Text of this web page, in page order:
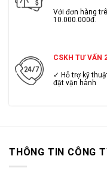
Với đơn hàng
10.000.000đ.
CSKH TƯ VẤN
✓ Hỗ trợ kỹ
đặt vận hành
THÔNG TIN CÔNG